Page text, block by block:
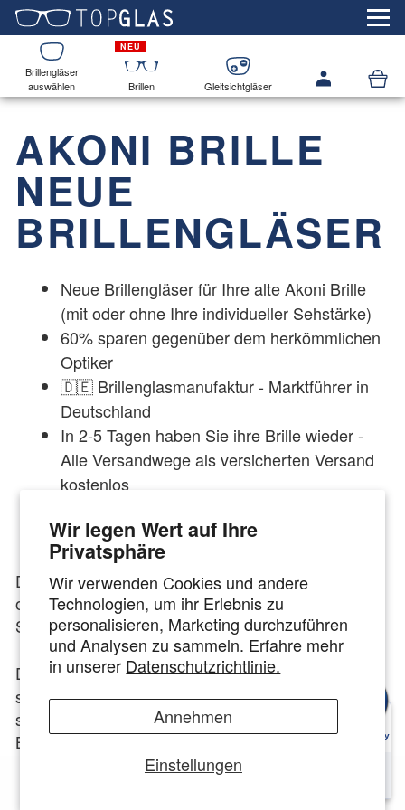
Wir legen Wert auf Ihre
Privatsphäre
Wir verwenden Cookies und andere
Technologien, um ihr Erlebnis zu
personalisieren, Marketing durchzuführen
und Analysen zu sammeln. Erfahre mehr
in unserer Datenschutzrichtlinie.
Einstellungen
Annehmen
Brillengläser
auswählen
Brillen Gleitsichtgläser
AKONI BRILLE
NEUE
BRILLENGLÄSER
Neue Brillengläser für Ihre alteAkoni Brille
(mit oder ohne Ihre individueller Sehstärke)
60% sparen gegenüber dem herkömmlichen
Optiker
🇩🇪 Brillenglasmanufaktur - Marktführer in
Deutschland
In 2-5 Tagen haben Sie ihre Brille wieder -
Alle Versandwege als versicherten Versand
kostenlos
pro Jahr
Die Brillengläser IhrerAkoniBrille, Sonnenbrille
oder Gleitsichtbrille sind zerkratzt oder Ihre
Sehstärke hat sich verändert?
Das innovative Optiker-Konzept vonTOP
sich auf die Neuverglasung von Brillen aller Art
spezialisiert. Wir verglasen gebrauchte und neue
Brillen seit 2015. Durch unsere Spezialisierung auf
neue Brillengläser, sind wir in Deutschland der